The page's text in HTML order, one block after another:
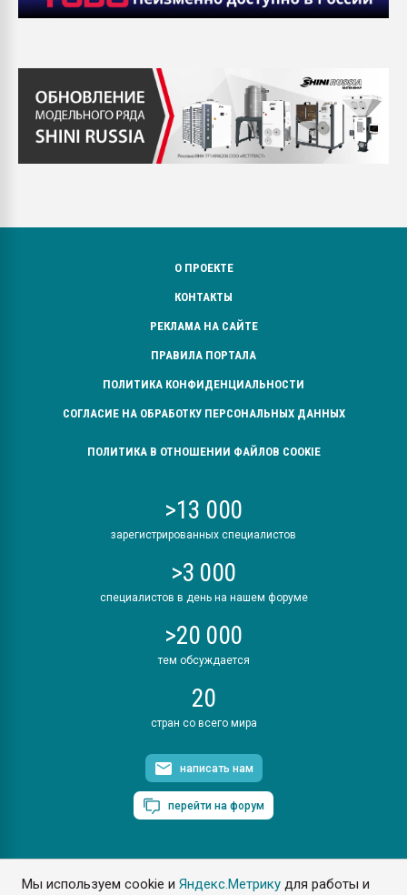
Мы используем cookie иЯндекс.Метрику для работы и
О ПРОЕКТЕ
КОНТАКТЫ
РЕКЛАМА НА САЙТЕ
ПРАВИЛА ПОРТАЛА
ПОЛИТИКА КОНФИДЕНЦИАЛЬНОСТИ
СОГЛАСИЕ НА ОБРАБОТКУ ПЕРСОНАЛЬНЫХ ДАННЫХ
ПОЛИТИКА В ОТНОШЕНИИ ФАЙЛОВ COOKIE
>13 000
зарегистрированных специалистов
>3 000
специалистов в день на нашем форуме
>20 000
тем обсуждается
20
стран со всего мира
написать нам
перейти на форум
ПластЭксперт © 2006. Все права защищены